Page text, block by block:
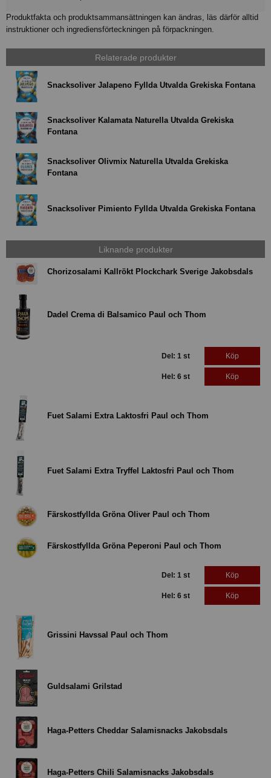
Produktfakta och produktsammansättningen kan ändras, läs därför alltid
instruktioner och ingrediensförteckningen på förpackningen.
Relaterade produkter
Snacksoliver Jalapeno Fyllda Utvalda Grekiska Fontana
Snacksoliver Kalamata Naturella Utvalda Grekiska
Fontana
Snacksoliver Olivmix Naturella Utvalda Grekiska
Fontana
Snacksoliver Pimiento Fyllda Utvalda Grekiska Fontana
Liknande produkter
Chorizosalami Kallrökt Plockchark Sverige Jakobsdals
Dadel Crema di Balsamico Paul och Thom
Del: 1 st Köp
Hel: 6 st Köp
Fuet Salami Extra Laktosfri Paul och Thom
Fuet Salami Extra Tryffel Laktosfri Paul och Thom
Färskostfyllda Gröna Oliver Paul och Thom
Färskostfyllda Gröna Peperoni Paul och Thom
Del: 1 st Köp
Hel: 6 st Köp
Grissini Havssal Paul och Thom
Guldsalami Grilstad
Haga-Petters Cheddar Salamisnacks Jakobsdals
Haga-Petters Chili Salamisnacks Jakobsdals